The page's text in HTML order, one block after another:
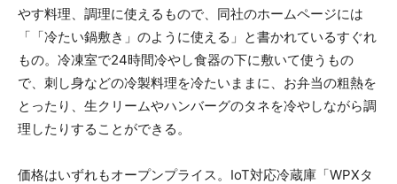
やす料理、調理に使えるもので、同社のホームページには
「「冷たい鍋敷き」のように使える」と書かれているすぐれ
もの。冷凍室で24時間冷やし食器の下に敷いて使うもの
で、刺し身などの冷製料理を冷たいままに、お弁当の粗熱を
とったり、生クリームやハンバーグのタネを冷やしながら調
理したりすることができる。
価格はいずれもオープンプライス。IoT対応冷蔵庫「WPXタ